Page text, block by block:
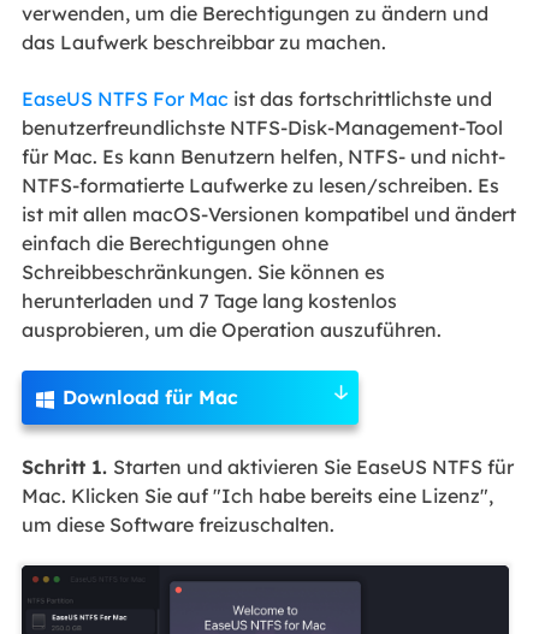
verwenden, um die Berechtigungen zu ändern und
das Laufwerk beschreibbar zu machen.
EaseUS NTFS For Mac ist das fortschrittlichste und
benutzerfreundlichste NTFS-Disk-Management-Tool
für Mac. Es kann Benutzern helfen, NTFS- und nicht-
NTFS-formatierte Laufwerke zu lesen/schreiben. Es
ist mit allen macOS-Versionen kompatibel und ändert
einfach die Berechtigungen ohne
Schreibbeschränkungen. Sie können es
herunterladen und 7 Tage lang kostenlos
ausprobieren, um die Operation auszuführen.
 Download für Mac
Schritt 1. Starten und aktivieren Sie EaseUS NTFS für
Mac. Klicken Sie auf "Ich habe bereits eine Lizenz",
um diese Software freizuschalten.